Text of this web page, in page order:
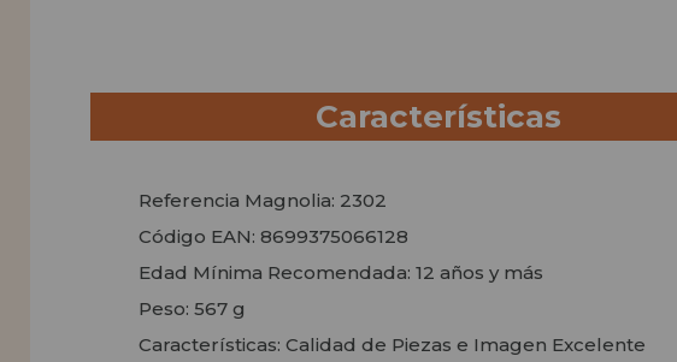
Características
Referencia Magnolia: 2302
Código EAN: 8699375066128
Edad Mínima Recomendada: 12 años y más
Peso: 567 g
Características: Calidad de Piezas e Imagen Excelente